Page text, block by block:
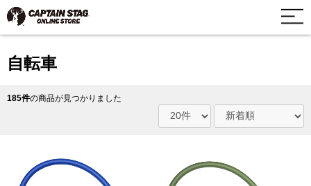
自転車
185件の商品が見つかりました